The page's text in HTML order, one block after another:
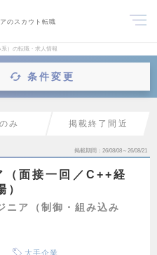
のスカウト転職
）の転職・求人情報
条件変更
み 掲載終了間近
掲載期間 26/08/08～26/08/21
（面接一回／C++経
）
ニア（制御・組み込み
大手企業